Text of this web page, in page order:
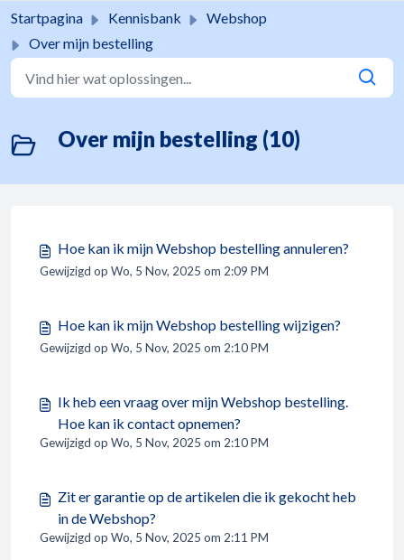
Startpagina Kennisbank
Webshop
Over mijn bestelling
Over mijn bestelling (10)
Hoe kan ik mijn Webshop bestelling annuleren?
Gewijzigd op Wo, 5 Nov, 2025 om 2:09 PM
Hoe kan ik mijn Webshop bestelling wijzigen?
Gewijzigd op Wo, 5 Nov, 2025 om 2:10 PM
Ik heb een vraag over mijn Webshop bestelling.
Hoe kan ik contact opnemen?
Gewijzigd op Wo, 5 Nov, 2025 om 2:10 PM
Zit er garantie op de artikelen die ik gekocht heb
in de Webshop?
Gewijzigd op Wo, 5 Nov, 2025 om 2:11 PM